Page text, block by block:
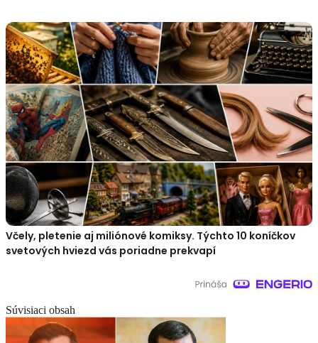
Včely, pletenie aj miliónové komiksy. Týchto 10 koníčkov
svetových hviezd vás poriadne prekvapí
Súvisiaci obsah